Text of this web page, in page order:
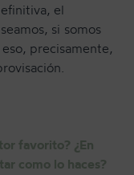
el
si somos
precisamente,
favorito? ¿En
como lo haces?